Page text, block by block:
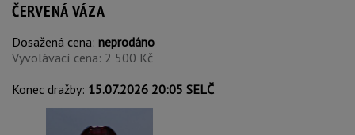
ČERVENÁ VÁZA
Dosažená cena: neprodáno
Vyvolávací cena: 2 500 Kč
Konec dražby: 15.07.2026 20:05 SELČ